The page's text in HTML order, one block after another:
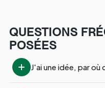
QUESTIONS
POSÉES
J'ai une idée, par où